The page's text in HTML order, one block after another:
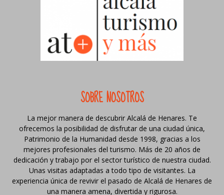
SOBRE NOSOTROS
La mejor manera de descubrir Alcalá de Henares. Te
ofrecemos la posibilidad de disfrutar de una ciudad única,
Patrimonio de la Humanidad desde 1998, gracias a los
mejores profesionales del turismo. Más de 20 años de
dedicación y trabajo por el sector turístico de nuestra ciudad.
Unas visitas adaptadas a todo tipo de visitantes. La
experiencia única de revivir el pasado de Alcalá de Henares de
una manera amena, divertida y rigurosa.